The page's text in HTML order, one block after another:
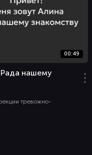
00:49
Рада нашему
тревожно-